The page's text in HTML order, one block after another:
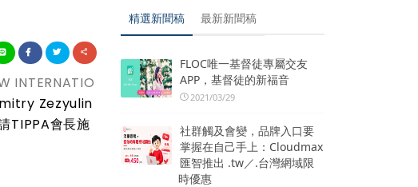
INTERNATIO
Zezyulin
TIPPA會長施
精選新聞稿 最新新聞稿
FLOC唯一基督徒專屬交友
APP，基督徒的新福音
2021/03/29
社群觸及會變，品牌入口要
掌握在自己手上：Cloudmax
匯智推出 .tw／.台灣網域限
時優惠